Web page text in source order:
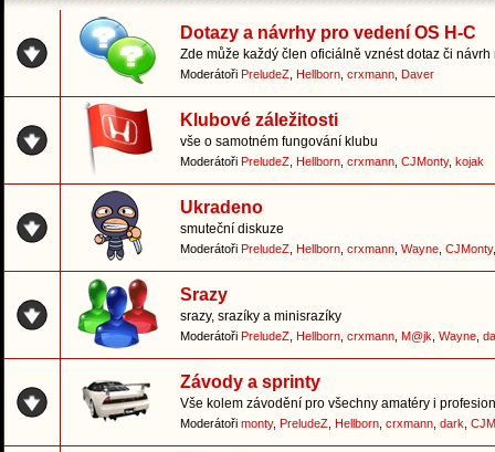
Dotazy a návrhy pro vedení OS H-C
Zde může každý člen oficiálně vznést dotaz či
Moderátoři PreludeZ Hellborn crxmann Daver
Klubové záležitosti
vše o samotném fungování klubu
Moderátoři PreludeZ Hellborn crxmann CJMonty, kojak
Ukradeno
smuteční diskuze
Moderátoři PreludeZ Hellborn crxmann Wayne CJMonty
Srazy
srazy, srazíky a minisrazíky
Moderátoři PreludeZ Hellborn crxmann M@jk Wayne
Závody a sprinty
Vše kolem závodění pro všechny amatéry i
Moderátoři monty, PreludeZ Hellborn crxmann dark